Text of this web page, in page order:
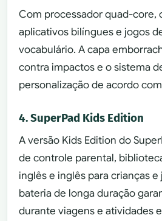
Com processador quad-core,
aplicativos bilíngues e jogos
vocabulário. A capa
contra impactos e o sistema
personalização de acordo
4. SuperPad Kids Edition
A versão Kids Edition do
de controle parental,
inglês e inglês para crianças
bateria de longa duração
durante viagens e atividades